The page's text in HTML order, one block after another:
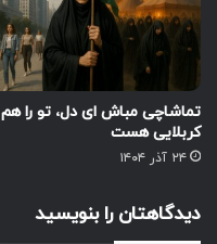
تماشاچی مباش ای دل، تو را هم
کربلایی هست
۲۴ آذر ۱۴۰۴
دیدگاهتان را بنویسید